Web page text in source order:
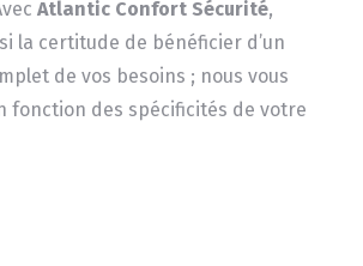
Atlantic Confort Sécurité,
la certitude de bénéficier d’un
de vos besoins ; nous vous
fonction des spécificités de votre